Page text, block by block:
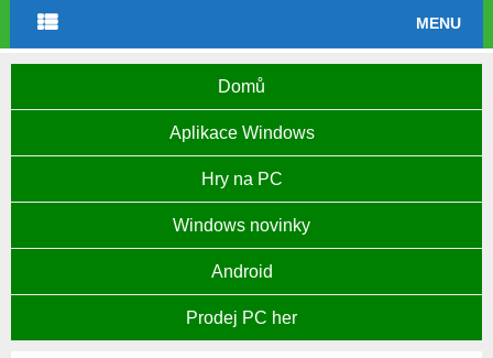
MENU
Domů
Aplikace Windows
Hry na PC
Windows novinky
Android
Prodej PC her